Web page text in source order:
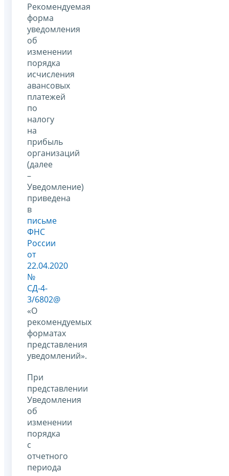
Рекомендуемая
форма
уведомления
об
изменении
порядка
исчисления
авансовых
платежей
по
налогу
на
прибыль
организаций
(далее
–
Уведомление)
приведена
в
письме
ФНС
России
от
22.04.2020
№
СД-4-
3/6802@
«О
рекомендуемых
форматах
представления
уведомлений».
При
представлении
Уведомления
об
изменении
порядка
с
отчетного
периода